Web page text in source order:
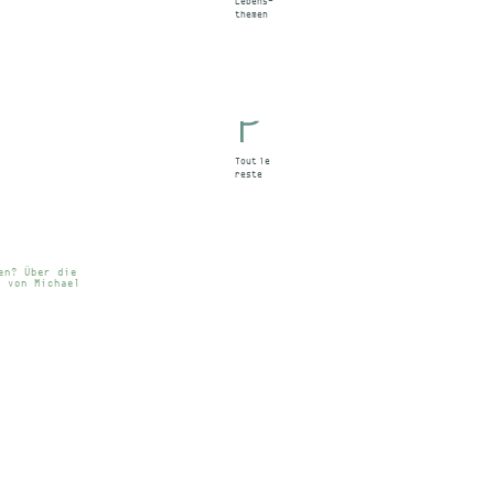
Über die
von Michael
themen
Tout le
reste